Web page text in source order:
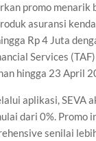
promo menarik
asuransi
Rp 4 Juta
Services
hingga 23 April
aplikasi, SEVA
dari 0%. Promo
senilai